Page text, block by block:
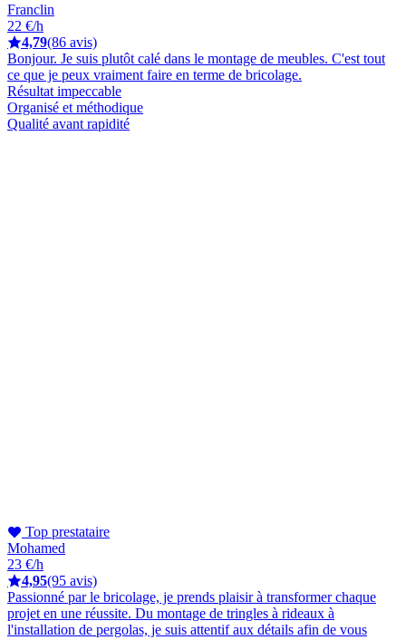
Franclin
22 €/h
4,79(86 avis)
Bonjour. Je suis plutôt calé dans le montage de meubles. C'est tout
ce que je peux vraiment faire en terme de bricolage.
Résultat impeccable
Organisé et méthodique
Qualité avant rapidité
Top prestataire
Mohamed
23 €/h
4,95(95 avis)
Passionné par le bricolage, je prends plaisir à transformer chaque
projet en une réussite. Du montage de tringles à rideaux à
l'installation de pergolas, je suis attentif aux détails afin de vous